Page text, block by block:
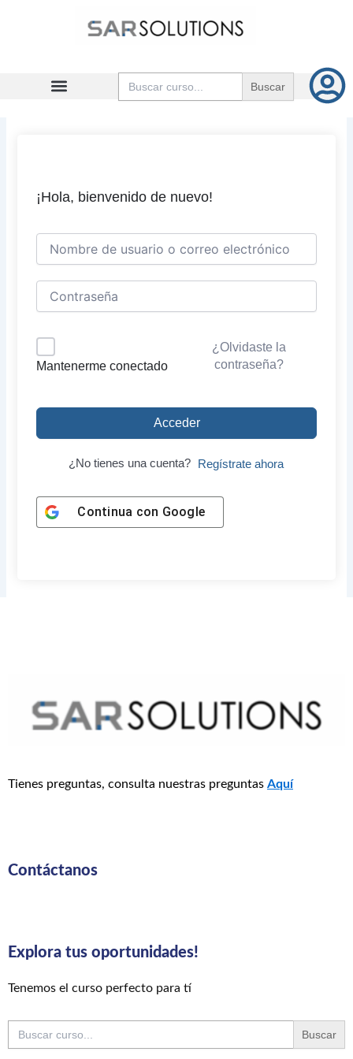
Buscar:
¡Hola, bienvenido de nuevo!
Mantenerme conectado
¿Olvidaste la
contraseña?
Acceder
¿No tienes una cuenta? Regístrate ahora
Continua con Google
Tienes preguntas, consulta nuestras preguntas Aquí
Contáctanos
Explora tus oportunidades!
Tenemos el curso perfecto para tí
Buscar: